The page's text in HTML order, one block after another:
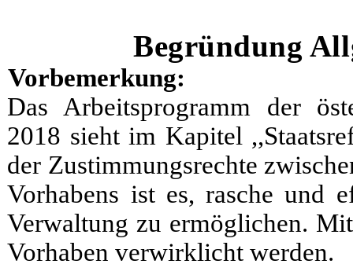
Begründung
Vorbemerkung:
Das Arbeitsprogramm der
2018 sieht im Kapitel
der Zustimmungsrechte
Vorhabens ist es, rasche und
Verwaltung zu ermöglichen.
Vorhaben verwirklicht werden.